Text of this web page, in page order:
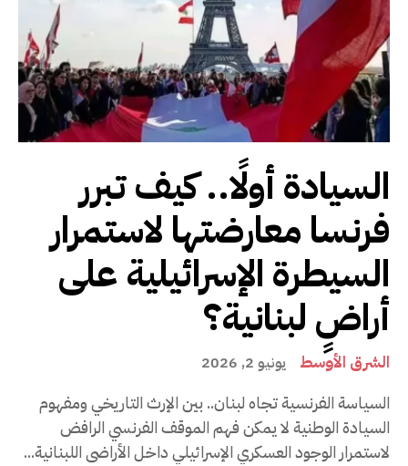
السيادة أولًا.. كيف تبرر
فرنسا معارضتها لاستمرار
السيطرة الإسرائيلية على
أراضٍ لبنانية؟
الشرق الأوسط يونيو 2, 2026
السياسة الفرنسية تجاه لبنان.. بين الإرث التاريخي ومفهوم
السيادة الوطنية لا يمكن فهم الموقف الفرنسي الرافض
لاستمرار الوجود العسكري الإسرائيلي داخل الأراضي اللبنانية...